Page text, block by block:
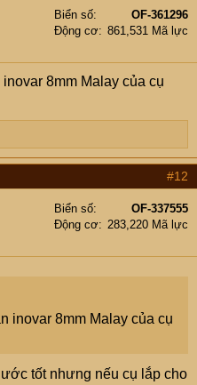
Biển số
OF-361296
Động cơ
861,531 Mã lực
8mm Malay của cụ
#12
Biển số
OF-337555
Động cơ
283,220 Mã lực
inovar 8mm Malay của cụ
tốt nhưng nếu cụ lắp cho